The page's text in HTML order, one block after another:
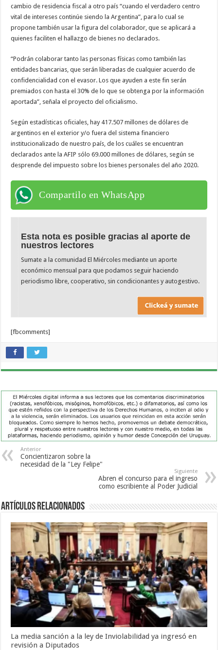
cambio de residencia fiscal a otro país “cuando el verdadero centro
vital de intereses continúe siendo la Argentina”, para lo cual se
propone también usar la figura del colaborador, que se aplicará a
quienes faciliten el hallazgo de bienes no declarados.
“Podrán colaborar tanto las personas físicas como también las
entidades bancarias, que serán liberadas de cualquier acuerdo de
confidencialidad con el evasor. Los que ayuden a este fin serán
premiados con hasta el 30% de lo que se obtenga por la información
aportada”, señala el proyecto del oficialismo.
Según estadísticas oficiales, hay 417.507 millones de dólares de
argentinos en el exterior y/o fuera del sistema financiero
institucionalizado de nuestro país, de los cuáles se encuentran
declarados ante la AFIP sólo 69.000 millones de dólares, según se
desprende del impuesto sobre los bienes personales del año 2020.
Compartilo en WhatsApp
Esta nota es posible gracias al aporte de
nuestros lectores
Sumate a la comunidad El Miércoles mediante un aporte
económico mensual para que podamos seguir haciendo
periodismo libre, cooperativo, sin condicionantes y autogestivo.
[fbcomments]
Anterior
Concientizaron sobre la
necesidad de la "Ley Felipe"
Siguiente
Abren el concurso para el ingreso
como escribiente al Poder Judicial
Artículos Relacionados
La media sanción a la ley de Inviolabilidad ya ingresó en
revisión a Diputados